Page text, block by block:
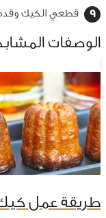
قطعي الكيك
الوصفات
طريقة عمل كيك